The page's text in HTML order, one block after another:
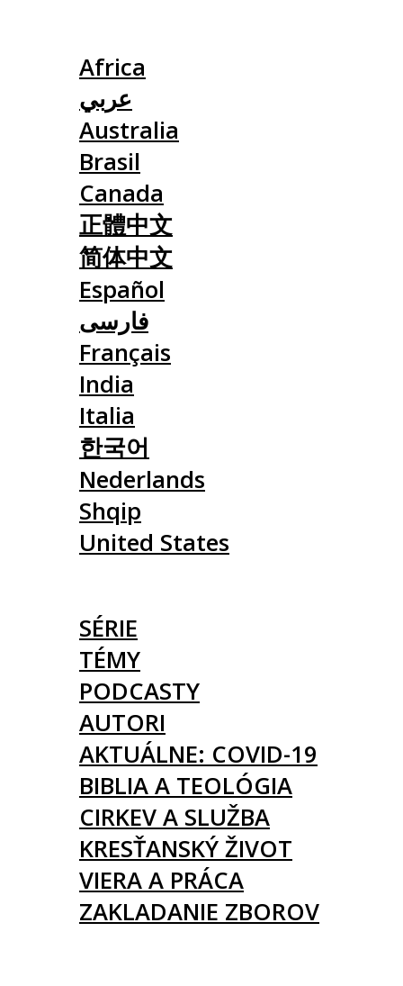
Africa
عربي
Australia
Brasil
Canada
正體中文
简体中文
Español
فارسی
Français
India
Italia
한국어
Nederlands
Shqip
United States
SÉRIE
TÉMY
PODCASTY
AUTORI
AKTUÁLNE: COVID-19
BIBLIA A TEOLÓGIA
CIRKEV A SLUŽBA
KRESŤANSKÝ ŽIVOT
VIERA A PRÁCA
ZAKLADANIE ZBOROV